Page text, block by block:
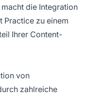
die Integration
Practice zu einem
Ihrer Content-
von
zahlreiche